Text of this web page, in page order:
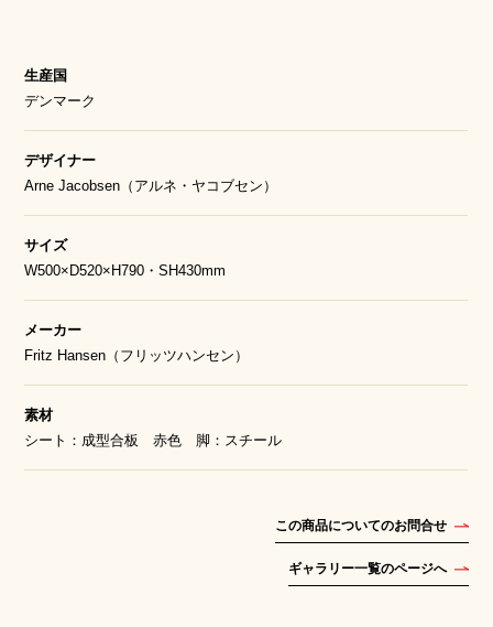
生産国
デンマーク
デザイナー
Arne Jacobsen（アルネ・ヤコブセン）
サイズ
W500×D520×H790・SH430mm
メーカー
Fritz Hansen（フリッツハンセン）
素材
シート：成型合板 赤色 脚：スチール
この商品についてのお問合せ
ギャラリー一覧のページへ